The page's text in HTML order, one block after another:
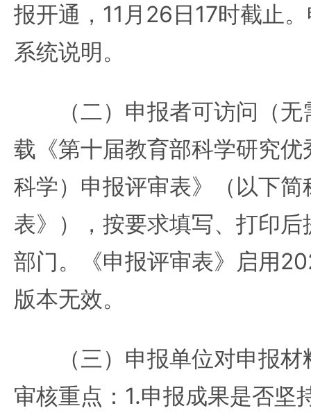
报开通，11月26日17时截止
系统说明。
（二）申报者可访问（无
载《第十届教育部科学研究
科学）申报评审表》（以下简
表》），按要求填写、打印
部门。《申报评审表》启用
版本无效。
（三）申报单位对申报材
审核重点：1.申报成果是否坚